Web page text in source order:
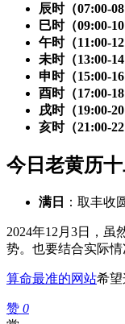
辰时（07:00-
巳时（09:00-
午时（11:00-
未时（13:00-
申时（15:00-
酉时（17:00-
戌时（19:00-
亥时（21:00-
今日老黄历
满日 ：取丰收
2024年12月3日，
势。也要结合实际情
算命最准的网站希望
赞 0